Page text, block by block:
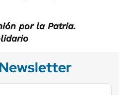
por la Patria.